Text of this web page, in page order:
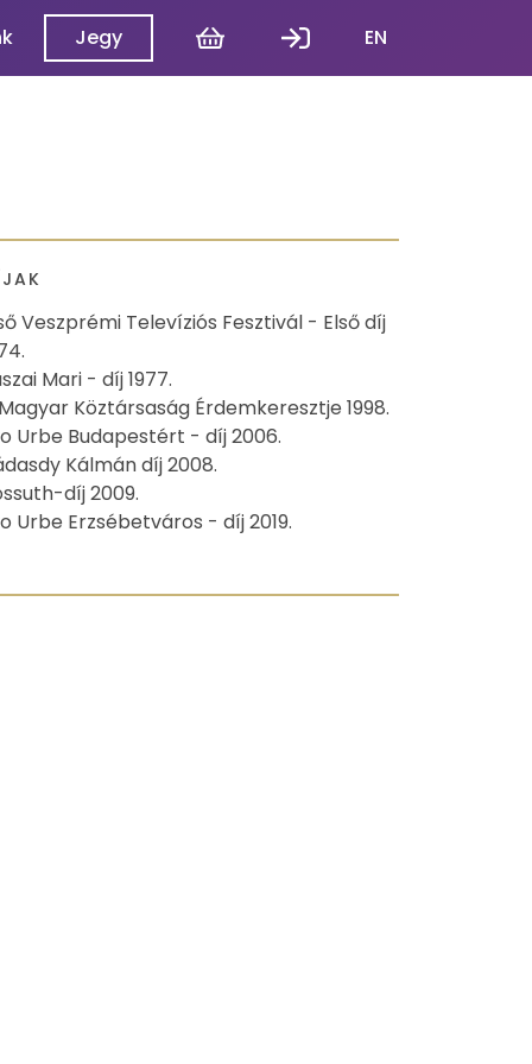
Jegy
Kosár Belépés
EN
Veszprémi Televíziós Fesztivál - Első díj
Mari - díj 1977.
Köztársaság Érdemkeresztje 1998.
Urbe Budapestért - díj 2006.
Kálmán díj 2008.
díj 2009.
Urbe Erzsébetváros - díj 2019.